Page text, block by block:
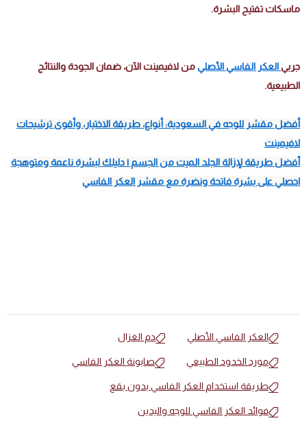
ماسكات تفتيح البشرة.
جربيالعكر الفاسي الأصليمن لافيمينت الآن، ضمان الجودة والنتائج
الطبيعية.
أفضل مقشر للوجه في السعودية: أنواع، طريقة الاختيار، وأقوى ترشيحات
لافيمينت
أفضل طريقة لإزالة الجلد الميت من الجسم | دليلك لبشرة ناعمة ومتوهجة
احصلي على بشرة فاتحة ونضرة مع مقشر العكر الفاسي
العكر الفاسي الأصلي دم الغزال
مورد الخدود الطبيعي صابونة العكر الفاسي
طريقة استخدام العكر الفاسي بدون بقع
فوائد العكر الفاسي للوجه واليدين